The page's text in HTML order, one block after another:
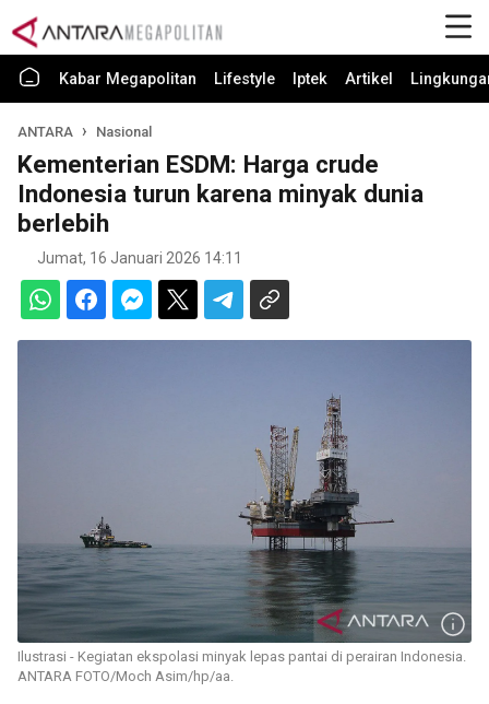
Kabar Megapolitan Lifestyle Iptek Artikel
ANTARA Nasional
Kementerian ESDM: Harga crude
Indonesia turun karena minyak dunia
berlebih
Jumat, 16 Januari 2026 14:11
Ilustrasi - Kegiatan ekspolasi minyak lepas pantai di perairan Indonesia.
ANTARA FOTO/Moch Asim/hp/aa.